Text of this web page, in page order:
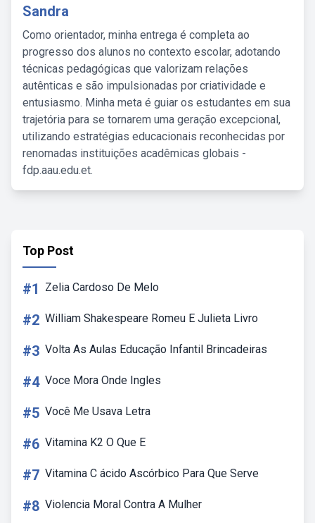
Sandra
Como orientador, minha entrega é completa ao
progresso dos alunos no contexto escolar, adotando
técnicas pedagógicas que valorizam relações
autênticas e são impulsionadas por criatividade e
entusiasmo. Minha meta é guiar os estudantes em sua
trajetória para se tornarem uma geração excepcional,
utilizando estratégias educacionais reconhecidas por
renomadas instituições acadêmicas globais -
fdp.aau.edu.et.
Top Post
#1 Zelia Cardoso De Melo
#2 William Shakespeare Romeu E Julieta Livro
#3 Volta As Aulas Educação Infantil Brincadeiras
#4 Voce Mora Onde Ingles
#5 Você Me Usava Letra
#6 Vitamina K2 O Que E
#7 Vitamina C ácido Ascórbico Para Que Serve
#8 Violencia Moral Contra A Mulher